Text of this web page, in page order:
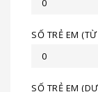
SỐ TRẺ EM
SỐ TRẺ EM